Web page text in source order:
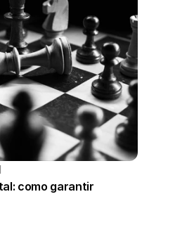
como garantir